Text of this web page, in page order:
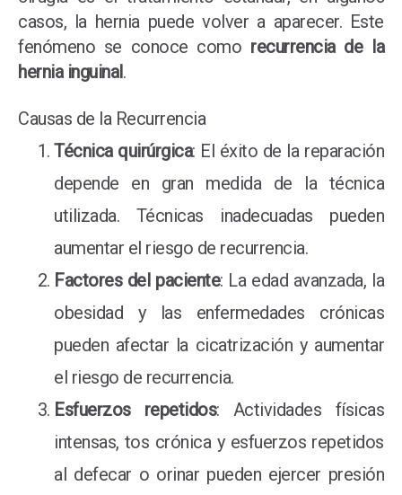
casos, la hernia puede volver a aparecer. Este
fenómeno se conoce como recurrencia de la
hernia inguinal.
Causas de la Recurrencia
Técnica quirúrgica: El éxito de la reparación
depende en gran medida de la técnica
utilizada. Técnicas inadecuadas pueden
aumentar el riesgo de recurrencia.
Factores del paciente: La edad avanzada, la
obesidad y las enfermedades crónicas
pueden afectar la cicatrización y aumentar
el riesgo de recurrencia.
Esfuerzos repetidos: Actividades físicas
intensas, tos crónica y esfuerzos repetidos
al defecar o orinar pueden ejercer presión